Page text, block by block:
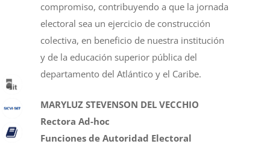
compromiso, contribuyendo a que la jornada
electoral sea un ejercicio de construcción
colectiva, en beneficio de nuestra institución
y de la educación superior pública del
departamento del Atlántico y el Caribe.
MARYLUZ STEVENSON DEL VECCHIO
Rectora Ad-hoc
Funciones de Autoridad Electoral